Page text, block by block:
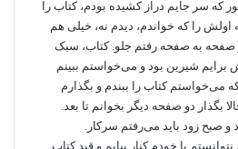
سر جایم دراز کشیده بودم، کتاب را
را که خواندم، دیدم نه، خیلی هم
به صفحه رفتم جلو. کتاب، سبک
شیرین بود و می‌خواستم ببینم
می‌خواستم کتاب را ببندم و بگذارم
بگذار دو صفحه دیگر بخوانم تا بعد.
و صبح زود باید می‌رفتم سرکار.
با خودم کنار بیایم و قید کتاب